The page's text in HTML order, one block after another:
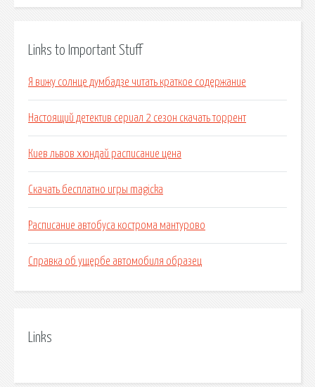
Links to Important Stuff
Я вижу солнце думбадзе читать краткое содержание
Настоящий детектив сериал 2 сезон скачать торрент
Киев львов хюндай расписание цена
Скачать бесплатно игры magicka
Расписание автобуса кострома мантурово
Справка об ущербе автомобиля образец
Links